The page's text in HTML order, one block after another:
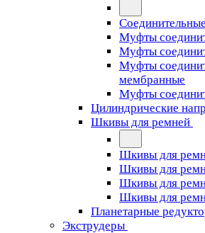
Муфты
Муфты
Муфты
мембранные
Муфты
Цилиндрические
Шкивы для ремней
Шкивы для
Шкивы для
Шкивы для
Шкивы для
Планетарные
Экструдеры